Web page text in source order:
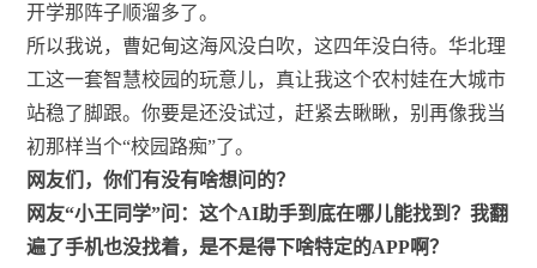
开学那阵子顺溜多了。
所以我说，曹妃甸这海风没白吹，这四年没白待。华北理
工这一套智慧校园的玩意儿，真让我这个农村娃在大城市
站稳了脚跟。你要是还没试过，赶紧去瞅瞅，别再像我当
初那样当个“校园路痴”了。
网友们，你们有没有啥想问的？
网友“小王同学”问：这个AI助手到底在哪儿能找到？我翻
遍了手机也没找着，是不是得下啥特定的APP啊？